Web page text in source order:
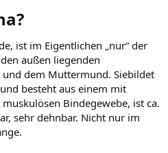
ist im Eigentlichen „nur“ der
außen liegenden
und dem Muttermund. Siebildet
besteht aus einem mit
Bindegewebe, ist ca.
sehr dehnbar. Nicht nur im